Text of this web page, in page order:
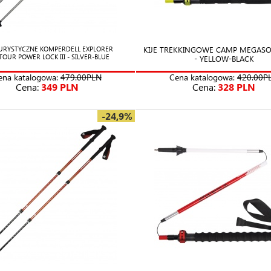
KOMPERDELL EXPLORER
POWER LOCK III - SILVER-BLUE
katalogowa:479.00PLN
Cena: 349 PLN
KIJE TREKKINGOWE CAMP
- YELLOW-BLACK
Cena katalogowa:
Cena: 328 PLN
-24,9%